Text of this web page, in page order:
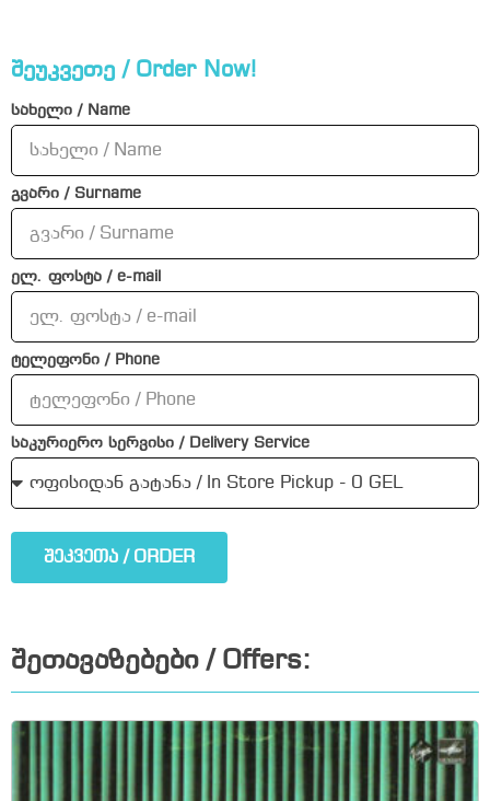
შეუკვეთე / Order Now!
სახელი / Name
გვარი / Surname
ელ. ფოსტა / e-mail
ტელეფონი / Phone
საკურიერო სერვისი / Delivery Service
შეკვეთა / ORDER
შეთავაზებები / Offers: